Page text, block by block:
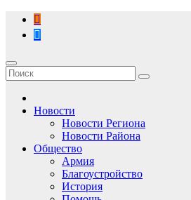
Перейти
содержимому
Новости
Новости Региона
Новости Района
Общество
Армия
Благоустройство
История